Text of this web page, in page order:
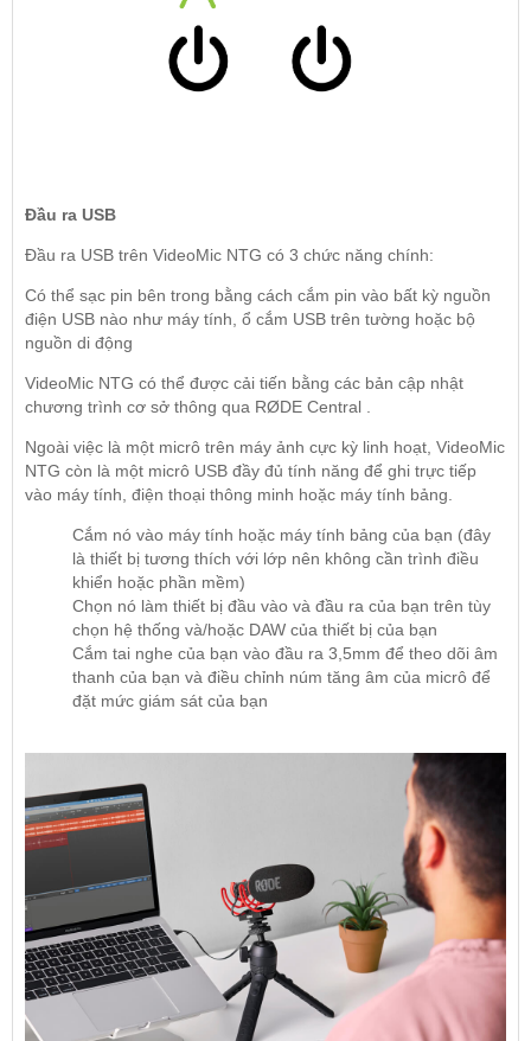
Đầu ra USB
Đầu ra USB trên VideoMic NTG có 3 chức năng chính:
Có thể sạc pin bên trong bằng cách cắm pin vào bất kỳ nguồn
điện USB nào như máy tính, ổ cắm USB trên tường hoặc bộ
nguồn di động
VideoMic NTG có thể được cải tiến bằng các bản cập nhật
chương trình cơ sở thông qua RØDE Central .
Ngoài việc là một micrô trên máy ảnh cực kỳ linh hoạt, VideoMic
NTG còn là một micrô USB đầy đủ tính năng để ghi trực tiếp
vào máy tính, điện thoại thông minh hoặc máy tính bảng.
Cắm nó vào máy tính hoặc máy tính bảng của bạn (đây
là thiết bị tương thích với lớp nên không cần trình điều
khiển hoặc phần mềm)
Chọn nó làm thiết bị đầu vào và đầu ra của bạn trên tùy
chọn hệ thống và/hoặc DAW của thiết bị của bạn
Cắm tai nghe của bạn vào đầu ra 3,5mm để theo dõi âm
thanh của bạn và điều chỉnh núm tăng âm của micrô để
đặt mức giám sát của bạn